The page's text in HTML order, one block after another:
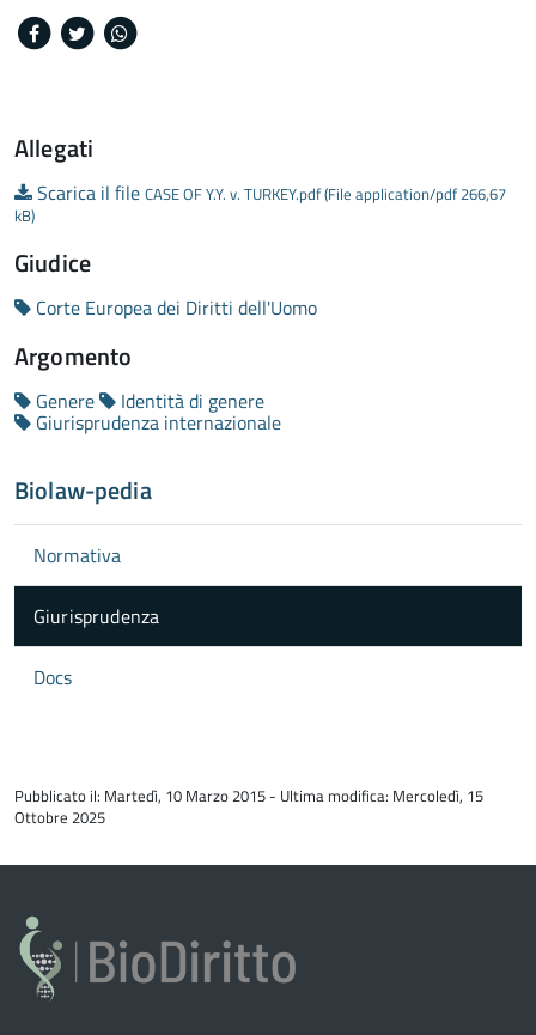
Facebook
Twitter
Allegati
Scarica il file CASE OF Y.Y. v. TURKEY.pdf (File application/pdf 266,67
kB)
Giudice
Corte Europea dei Diritti dell'Uomo
Argomento
Genere Identità di genere
Giurisprudenza internazionale
Biolaw-pedia
Normativa
Giurisprudenza
Docs
del
contenuto
Pubblicato il: Martedì, 10 Marzo 2015 - Ultima modifica: Mercoledì, 15
Ottobre 2025